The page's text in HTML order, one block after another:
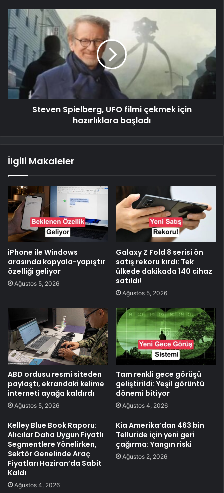
Steven Spielberg, UFO filmi çekmek için
hazırlıklara başladı
İlgili Makaleler
iPhone ile Windows
arasında kopyala-yapıştır
özelliği geliyor
Ağustos 5, 2026
Galaxy Z Fold 8 serisi ön
satış rekoru kırdı: Tek
ülkede dakikada 140 cihaz
satıldı!
Ağustos 5, 2026
ABD ordusu resmi siteden
paylaştı, ekrandaki kelime
interneti ayağa kaldırdı
Ağustos 5, 2026
Tam renkli gece görüşü
geliştirildi: Yeşil görüntü
dönemi bitiyor
Ağustos 4, 2026
Kelley Blue Book Raporu:
Alıcılar Daha Uygun Fiyatlı
Segmentlere Yönelirken,
Sektör Genelinde Araç
Fiyatları Haziran’da Sabit
Kaldı
Ağustos 4, 2026
Kia Amerika’dan 463 bin
Telluride için yeni geri
çağırma: Yangın riski
Ağustos 2, 2026